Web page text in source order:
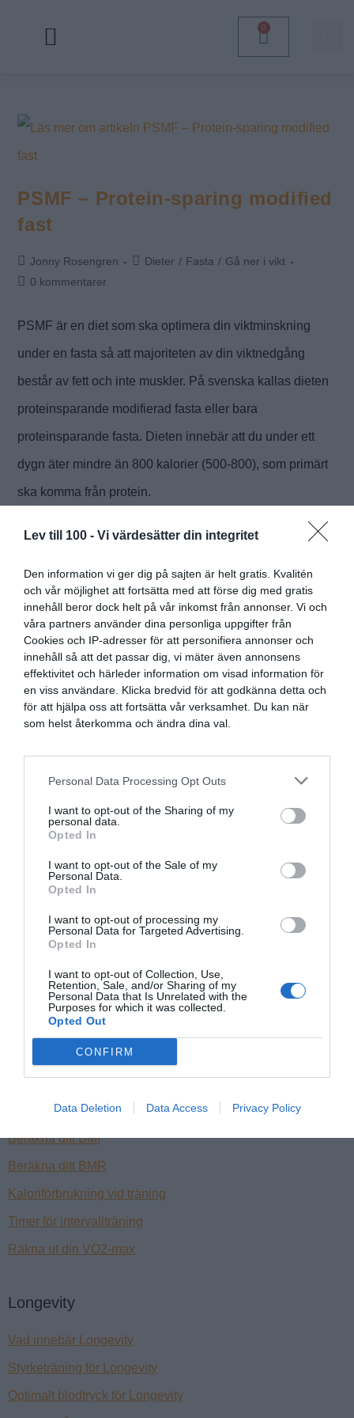
Lev till 100 - Vi värdesätter din integritet
Den information vi ger dig på sajten är helt gratis. Kvalitén
och vår möjlighet att fortsätta med att förse dig med gratis
innehåll beror dock helt på vår inkomst från annonser. Vi och
våra partners använder dina personliga uppgifter från
Cookies och IP-adresser för att personifiera annonser och
innehåll så att det passar dig, vi mäter även annonsens
effektivitet och härleder information om visad information för
en viss användare. Klicka bredvid för att godkänna detta och
för att hjälpa oss att fortsätta vår verksamhet. Du kan när
som helst återkomma och ändra dina val.
Personal Data Processing Opt Outs
I want to opt-out of the Sharing of my
personal data.
Opted In
I want to opt-out of the Sale of my
Personal Data.
Opted In
I want to opt-out of processing my
Personal Data for Targeted Advertising.
Opted In
I want to opt-out of Collection, Use,
Retention, Sale, and/or Sharing of my
Personal Data that Is Unrelated with the
Purposes for which it was collected.
Opted Out
CONFIRM
Data Deletion Data Access Privacy Policy
0
PSMF – Protein-sparing modified
fast
Jonny Rosengren Dieter / Fasta / Gå ner i vikt
0 kommentarer
PSMF är en diet som ska optimera din viktminskning
under en fasta så att majoriteten av din viktnedgång
består av fett och inte muskler. På svenska kallas dieten
proteinsparande modifierad fasta eller bara
proteinsparande fasta. Dieten innebär att du under ett
dygn äter mindre än 800 kalorier (500-800), som primärt
ska komma från protein.
Fortsätt Läsa
Vill du leva länge?
Varannan vecka skickar jag e-post med fakta och insikter om
hur man optimerar sin hälsa och sin livsstil för att leva ett långt
Följ mig
Boka föreläsning
Longevity på svenska
Verktyg
Beräkna din kaloriförbrukning
Beräkna ditt BMI
Beräkna ditt BMR
Kaloriförbrukning vid träning
Timer för intervallträning
Räkna ut din VO2-max
Longevity
Vad innebär Longevity
Styrketräning för Longevity
Optimalt blodtryck för Longevity